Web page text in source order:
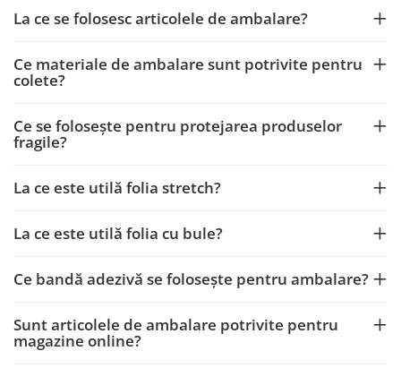
Unelte gradinarit
La ce se folosesc articolele de ambalare?
Ce materiale de ambalare sunt potrivite pentru
colete?
Ce se folosește pentru protejarea produselor
fragile?
La ce este utilă folia stretch?
La ce este utilă folia cu bule?
Ce bandă adezivă se folosește pentru ambalare?
Sunt articolele de ambalare potrivite pentru
magazine online?